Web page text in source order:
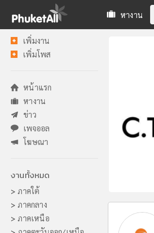
หางาน
เพิ่มงาน
เพิ่มโพส
หน้าแรก
หางาน
ข่าว
เพจออล
โฆษณา
งานทั้งหมด
> ภาคใต้
> ภาคกลาง
> ภาคเหนือ